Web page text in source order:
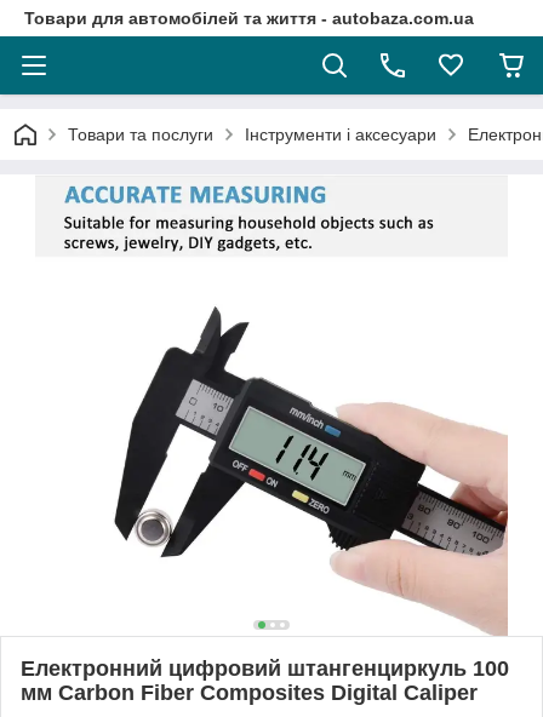
Товари для автомобілей та життя - autobaza.com.ua
Товари та послуги Інструменти і аксесуари
Електронний цифровий штангенциркуль 100
мм Carbon Fiber Composites Digital Caliper